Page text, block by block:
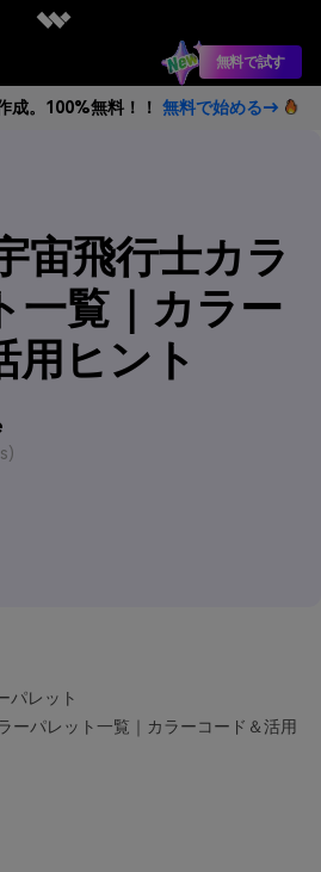
無料で試す
成。100%無料！！ 無料で始める→
宙飛行士カラ
一覧｜カラー
用ヒント
パレット
ーパレット一覧｜カラーコード＆活用